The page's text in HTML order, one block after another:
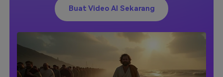
Buat Video AI Sekarang